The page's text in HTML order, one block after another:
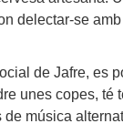
delectar-se
de Jafre, es
unes copes, té
música